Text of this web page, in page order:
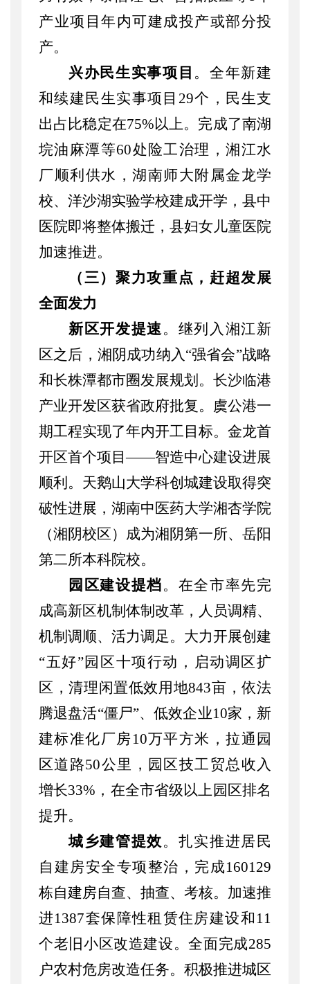
产业项目年内可建成投产或部分投
产。
兴办民生实事项目 。 全年新建
和续建民生实事项目 29个，民生支
出占比稳定在75%以上。完成了南湖
垸油麻潭等60处险工治理，湘江水
厂顺利供水，湖南师大附属金龙学
校、洋沙湖实验学校建成开学，县中
医院即将整体搬迁，县妇女儿童医院
加速推进。
（三）聚力攻重点，赶超发展
全面发力
新区开发提速。继列入湘江新
区之后，湘阴成功纳入“强省会”战略
和长株潭都市圈发展规划。长沙临港
产业开发区获省政府批复。虞公港一
期工程实现了年内开工目标。金龙首
开区首个项目——智造中心建设进展
顺利。天鹅山大学科创城建设取得突
破性进展，湖南中医药大学湘杏学院
（湘阴校区）成为湘阴第一所、岳阳
第二所本科院校。
园区建设提档。在全市率先完
成高新区机制体制改革，人员调精、
机制调顺、活力调足。大力开展创建
“五好”园区十项行动， 启动调区扩
区，清理闲置低效用地843亩，依法
腾退盘活“僵尸”、低效企业10家，新
建标准化厂房10万平方米，拉通园
区道路50公里， 园区技工贸总收入
增长33%，在全市省级以上园区排名
提升。
城乡建管提效。扎实推进居民
自建房安全专项整治，完成160129
栋自建房自查、抽查、考核。加速推
进1387套保障性租赁住房建设和11
个老旧小区改造建设。全面完成285
户农村危房改造任务。积极推进城区